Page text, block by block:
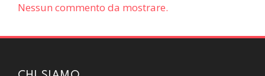
Nessun commento da mostrare.